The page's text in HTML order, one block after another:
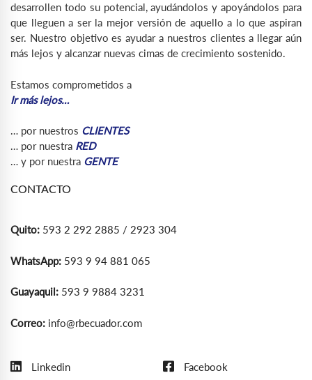
desarrollen todo su potencial, ayudándolos y apoyándolos para
que lleguen a ser la mejor versión de aquello a lo que aspiran
ser. Nuestro objetivo es ayudar a nuestros clientes a llegar aún
más lejos y alcanzar nuevas cimas de crecimiento sostenido.
Estamos comprometidos a
Ir más lejos…
… por nuestros CLIENTES
… por nuestra RED
… y por nuestra GENTE
CONTACTO
Quito: 593 2 292 2885 / 2923 304
WhatsApp: 593 9 94 881 065
Guayaquil: 593 9 9884 3231
Correo: info@rbecuador.com
Linkedin Facebook